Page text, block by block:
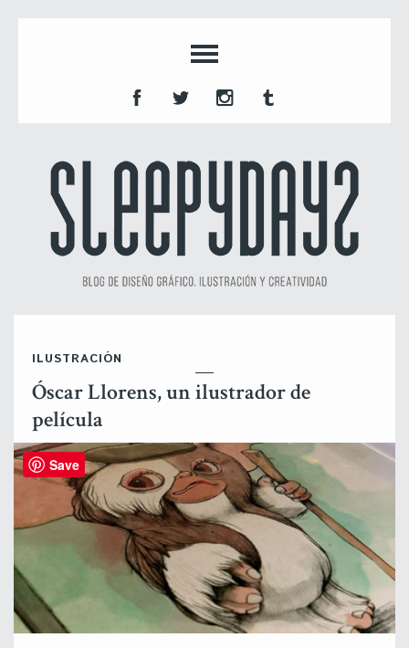
ILUSTRACIÓN
Óscar Llorens, un ilustrador de
película
Save